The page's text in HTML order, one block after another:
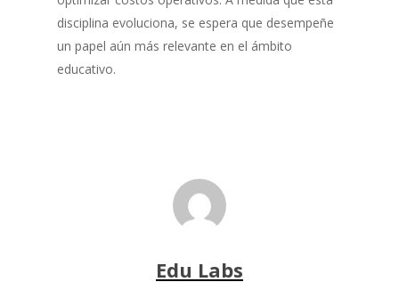
disciplina evoluciona, se espera que desempeñe
un papel aún más relevante en el ámbito
educativo.
Edu Labs